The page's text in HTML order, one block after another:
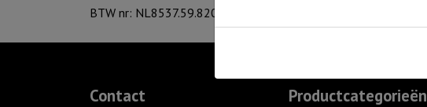
BTW nr: NL8537.59.820.B01
Contact Productcategorieën